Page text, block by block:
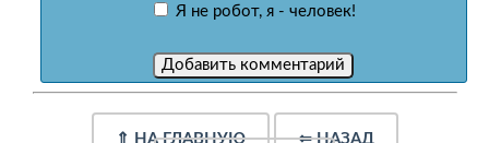
Я не робот, я - человек!
⇑ НА ГЛАВНУЮ ⇐НАЗАД